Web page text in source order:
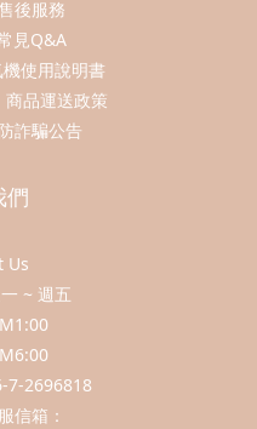
售後服務
見Q&A
機使用說明書
商品運送政策
防詐騙公告
們
Us
~ 週五
7-2696818
信箱：